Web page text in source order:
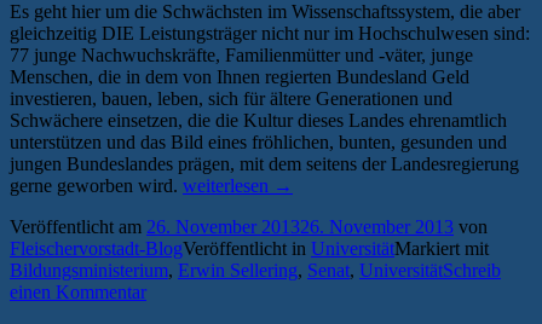
Es geht hier um die Schwächsten im Wissenschaftssystem, die aber
gleichzeitig DIE Leistungsträger nicht nur im Hochschulwesen sind:
77 junge Nachwuchskräfte, Familienmütter und -väter, junge
Menschen, die in dem von Ihnen regierten Bundesland Geld
investieren, bauen, leben, sich für ältere Generationen und
Schwächere einsetzen, die die Kultur dieses Landes ehrenamtlich
unterstützen und das Bild eines fröhlichen, bunten, gesunden und
jungen Bundeslandes prägen, mit dem seitens der Landesregierung
gerne geworben wird. „Offener
des
Senates
der
weiterlesen →
Veröffentlicht am 26. November 201326. November 2013 von
Fleischervorstadt-BlogVeröffentlicht in UniversitätMarkiert mit
Bildungsministerium, Erwin Sellering, Senat, UniversitätSchreib
einen Kommentar